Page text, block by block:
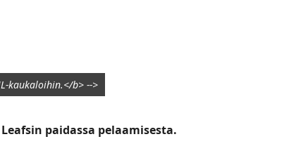
kaukaloihin.</b> -->
paidassa pelaamisesta.